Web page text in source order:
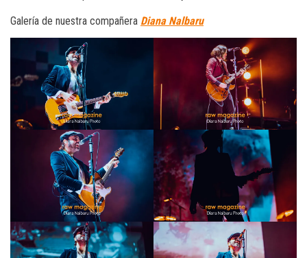
Galería de nuestra compañera Diana Nalbaru